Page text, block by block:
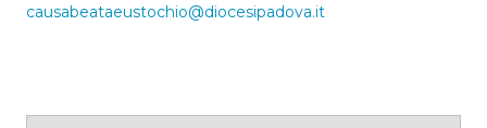
causabeataeustochio@diocesipadova.it